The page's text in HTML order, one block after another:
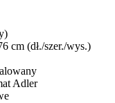
cm (dł./szer./wys.)
Adler